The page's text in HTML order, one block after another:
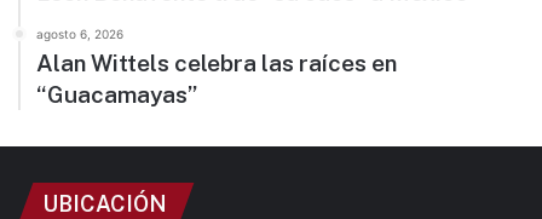
agosto 6, 2026
Alan Wittels celebra las raíces en
“Guacamayas”
UBICACIÓN